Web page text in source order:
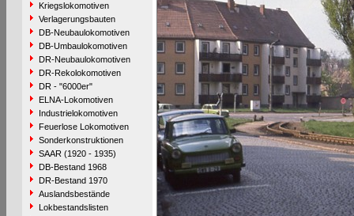
Kriegslokomotiven
Verlagerungsbauten
DB-Neubaulokomotiven
DB-Umbaulokomotiven
DR-Neubaulokomotiven
DR-Rekolokomotiven
DR - "6000er"
ELNA-Lokomotiven
Industrielokomotiven
Feuerlose Lokomotiven
Sonderkonstruktionen
SAAR (1920 - 1935)
DB-Bestand 1968
DR-Bestand 1970
Auslandsbestände
Lokbestandslisten